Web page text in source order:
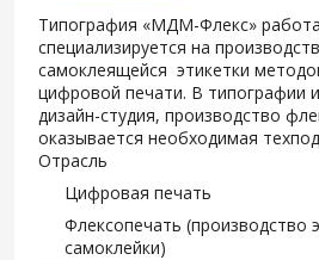
Типография «МДМ-Флекс»
специализируется на
самоклеящейся этикетки
цифровой печати. В типографии
дизайн-студия, производство
оказывается необходимая
Отрасль
Цифровая печать
Флексопечать (производство
самоклейки)